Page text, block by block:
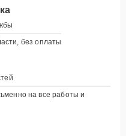
без оплаты
на все работы и